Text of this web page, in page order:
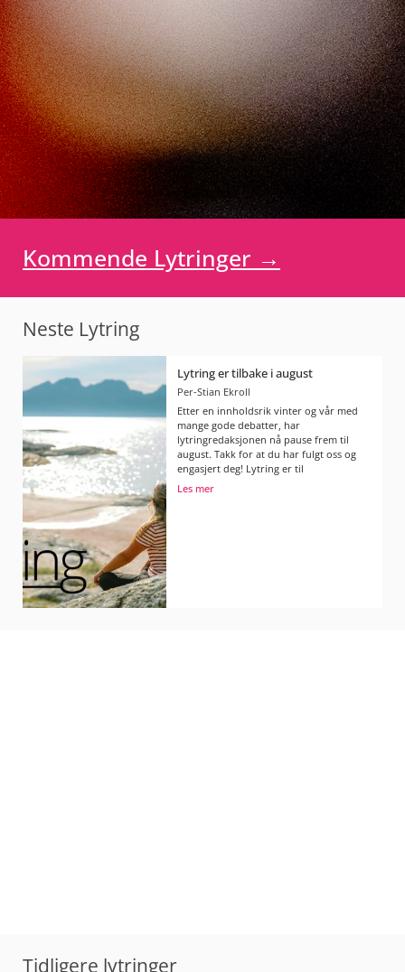
Kommende Lytringer →
Neste Lytring
Lytring er tilbake i august
Per-Stian Ekroll
Etter en innholdsrik vinter og vår med
mange gode debatter, har
lytringredaksjonen nå pause frem til
august. Takk for at du har fulgt oss og
engasjert deg! Lytring er til
Les mer
Tidligere lytringer